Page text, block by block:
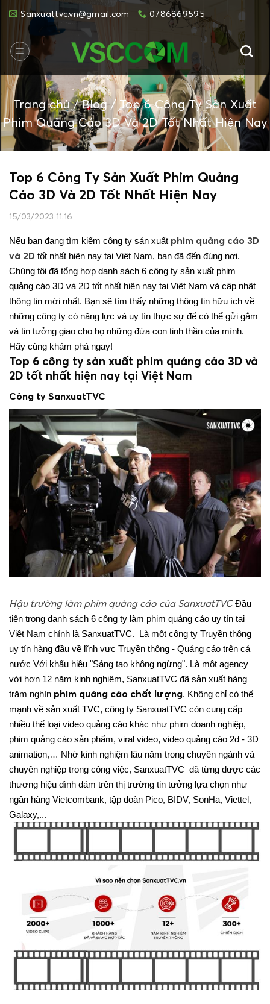
content
Sanxuattvc.vn@gmail.com 0786869595
Trang chủ/Blog/ Top 6 Công Ty Sản Xuất
Phim Quảng Cáo 3D Và 2D Tốt Nhất Hiện Nay
Top 6 Công Ty Sản Xuất Phim Quảng
Cáo 3D Và 2D Tốt Nhất Hiện Nay
15/03/2023 11:16
Nếu bạn đang tìm kiếm công ty sản xuất phim quảng cáo 3D
và 2D tốt nhất hiện nay tại Việt Nam, bạn đã đến đúng nơi.
Chúng tôi đã tổng hợp danh sách 6 công ty sản xuất phim
quảng cáo 3D và 2D tốt nhất hiện nay tại Việt Nam và cập nhật
thông tin mới nhất. Bạn sẽ tìm thấy những thông tin hữu ích về
những công ty có năng lực và uy tín thực sự để có thể gửi gắm
và tin tưởng giao cho họ những đứa con tinh thần của mình.
Hãy cùng khám phá ngay!
Top 6 công ty sản xuất phim quảng cáo 3D và
2D tốt nhất hiện nay tại Việt Nam
Công ty SanxuatTVC
Hậu trường làm phim quảng cáo của SanxuatTVC Đầu
tiên trong danh sách 6 công ty làm phim quảng cáo uy tín tại
Việt Nam chính là SanxuatTVC. Là một công ty Truyền thông
uy tín hàng đầu về lĩnh vực Truyền thông - Quảng cáo trên cả
nước Với khẩu hiệu "Sáng tạo không ngừng". Là một agency
với hơn 12 năm kinh nghiệm, SanxuatTVC đã sản xuất hàng
trăm nghìn phim quảng cáo chất lượng. Không chỉ có thế
mạnh về sản xuất TVC, công ty SanxuatTVC còn cung cấp
nhiều thể loại video quảng cáo khác như phim doanh nghiệp,
phim quảng cáo sản phẩm, viral video, video quảng cáo 2d - 3D
animation,… Nhờ kinh nghiệm lâu năm trong chuyên ngành và
chuyên nghiệp trong công việc, SanxuatTVC đã từng được các
thương hiệu đình đám trên thị trường tin tưởng lựa chọn như
ngân hàng Vietcombank, tập đoàn Pico, BIDV, SonHa, Viettel,
Galaxy,...